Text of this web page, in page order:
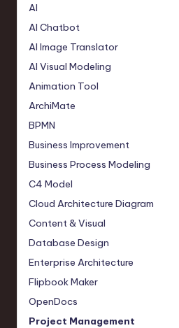
n
n
o
v
a
ti
o
n
AI
AI Chatbot
AI Image Translator
AI Visual Modeling
Animation Tool
ArchiMate
BPMN
Business Improvement
Business Process Modeling
C4 Model
Cloud Architecture Diagram
Content & Visual
Database Design
Enterprise Architecture
Flipbook Maker
OpenDocs
Project Management